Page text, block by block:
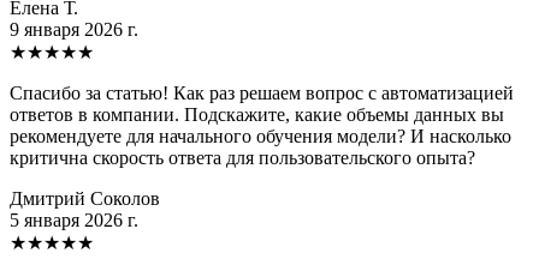
Елена Т.
9 января 2026 г.
★★★★★
Спасибо за статью! Как раз решаем вопрос с автоматизацией
ответов в компании. Подскажите, какие объемы данных вы
рекомендуете для начального обучения модели? И насколько
критична скорость ответа для пользовательского опыта?
Дмитрий Соколов
5 января 2026 г.
★★★★★